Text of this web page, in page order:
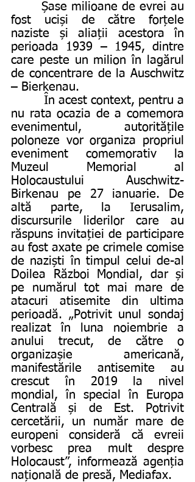
fost uciși de către forțele
naziste și aliații acestora în
perioada 1939 – 1945, dintre
care peste un milion în lagărul
de concentrare de la Auschwitz
– Bierkenau.
nu rata ocazia de a comemora
evenimentul, autoritățile
poloneze vor organiza propriul
eveniment comemorativ la
Muzeul Memorial al
Holocaustului Auschwitz-
Birkenau pe 27 ianuarie. De
altă parte, la Ierusalim,
discursurile liderilor care au
răspuns invitației de participare
au fost axate pe crimele comise
de naziști în timpul celui de-al
Doilea Război Mondial, dar și
pe numărul tot mai mare de
atacuri atisemite din ultima
perioadă. „Potrivit unul sondaj
realizat în luna noiembrie a
anului trecut, de către o
organizașie americană,
manifestările antisemite au
crescut în 2019 la nivel
mondial, în special în Europa
Centrală și de Est. Potrivit
cercetării, un număr mare de
europeni consideră că evreii
vorbesc prea mult despre
Holocaust”, informează agenția
națională de presă, Mediafax.